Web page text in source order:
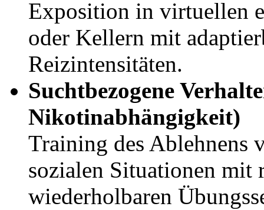
Exposition in virtuellen
oder Kellern mit
Reizintensitäten.
Suchtbezogene
Nikotinabhängigkeit)
Training des Ablehnens
sozialen Situationen mit
wiederholbaren